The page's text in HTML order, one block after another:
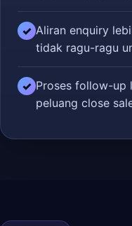
✓ Aliran enquiry
tidak ragu-ragu
✓ Proses follow-up
peluang close